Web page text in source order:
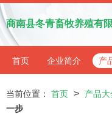
商南县冬青畜牧养殖有
首页 企业简介 产
当前位置： 首页 > 产品大
一步